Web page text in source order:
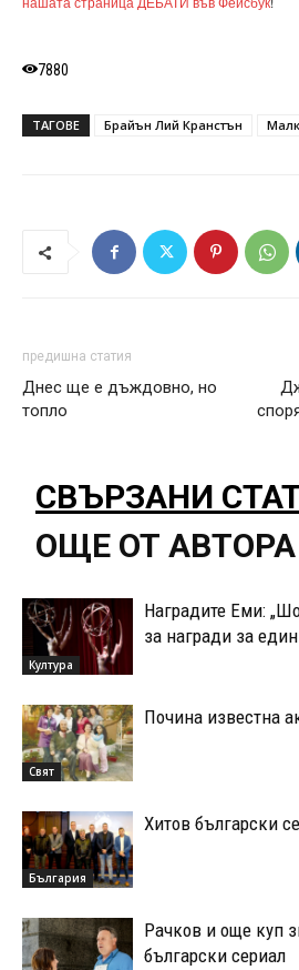
7880
ТАГОВЕ Брайън Лий Кранстън
предишна статия
Днес ще е дъждовно, но
топло
СВЪРЗАНИ
ОЩЕ ОТ АВТОРА
Култура
Наградите Еми:
за награди за
Свят
Почина известна
България
Хитов български
Рачков и още куп
български сериал